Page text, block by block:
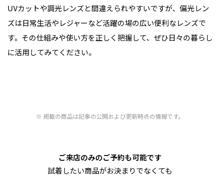
UVカットや調光レンズと間違えられやすいですが、偏光レン
ズは日常生活やレジャーなど活躍の場の広い便利なレンズで
す。その仕組みや使い方を正しく把握して、ぜひ日々の暮らし
に活用してみてください。
掲載の商品は記事の公開および更新時点の情報です。
ご来店のみのご予約も可能です
試着したい商品がお決まりでなくても